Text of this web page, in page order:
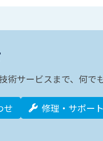
術サービスまで、何で
せ 修理・サポー